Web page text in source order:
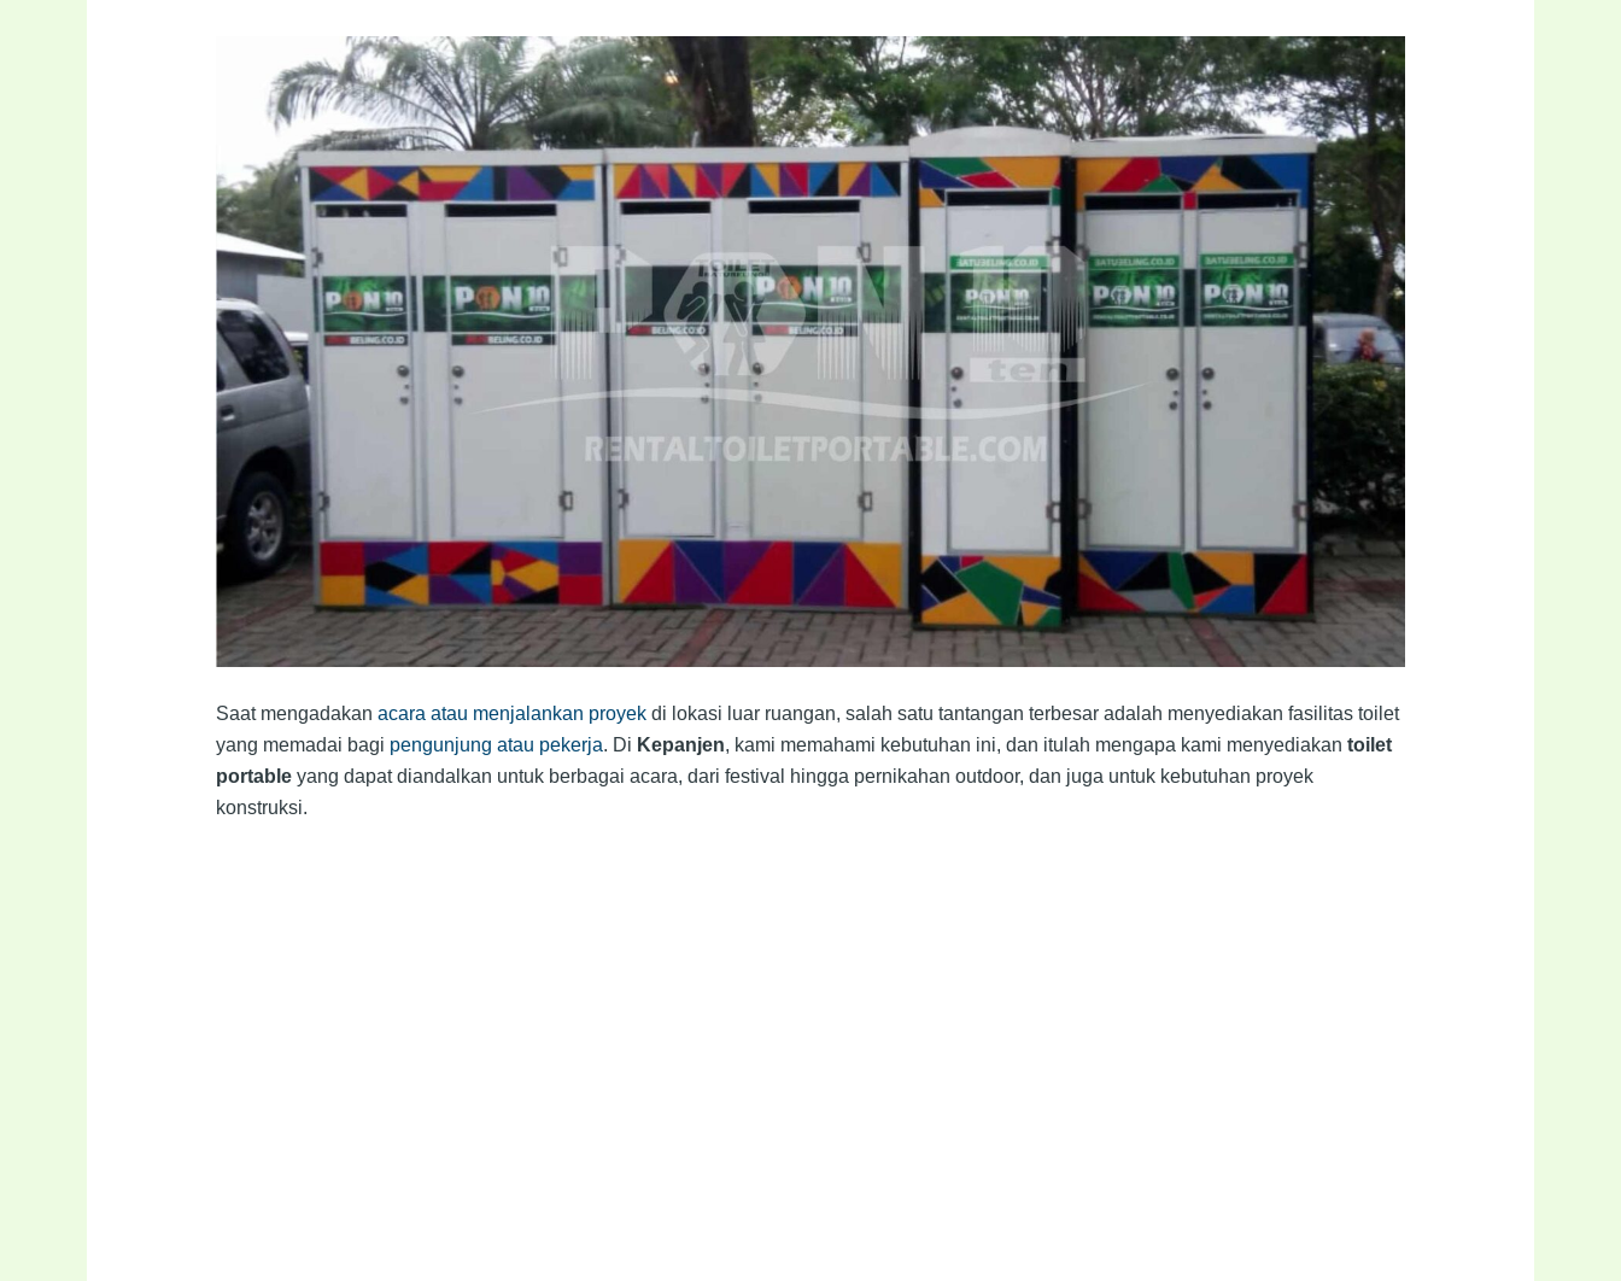
Saat mengadakan acara atau menjalankan proyekdi lokasi luar ruangan, salah satu tantangan terbesar adalah menyediakan fasilitas toilet
yang memadai bagi pengunjung atau pekerja. Di Kepanjen, kami memahami kebutuhan ini, dan itulah mengapa kami menyediakan toilet
portableyang dapat diandalkan untuk berbagai acara, dari festival hingga pernikahan outdoor, dan juga untuk kebutuhan proyek
konstruksi.